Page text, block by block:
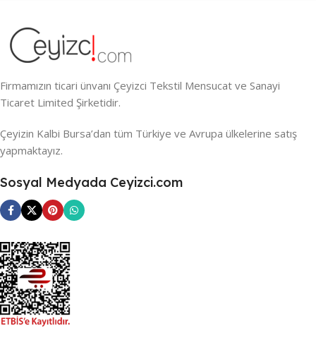
Firmamızın ticari ünvanı Çeyizci Tekstil Mensucat ve Sanayi
Ticaret Limited Şirketidir.
Çeyizin Kalbi Bursa’dan tüm Türkiye ve Avrupa ülkelerine satış
yapmaktayız.
Sosyal Medyada Ceyizci.com